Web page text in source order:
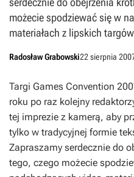
możecie spodziewać się w
materiałach z lipskich
Radosław Grabowski22 sierpnia
Targi Games Convention
roku po raz kolejny
tej imprezie z kamerą, aby
tylko w tradycyjnej formie
Zapraszamy serdecznie do
tego, czego możecie